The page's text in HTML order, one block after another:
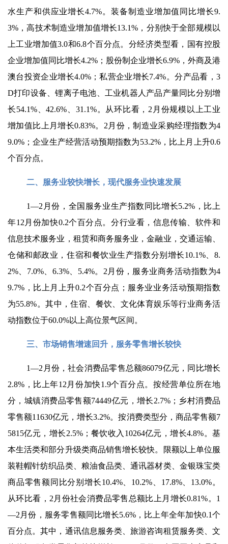
水生产和供应业增长4.7%。装备制造业增加值同比增长9.
3%，高技术制造业增加值增长13.1%，分别快于全部规模以
上工业增加值3.0和6.8个百分点。分经济类型看，国有控股
企业增加值同比增长4.2%；股份制企业增长6.9%，外商及港
澳台投资企业增长4.0%；私营企业增长7.4%。分产品看，3
D打印设备、锂离子电池、工业机器人产品产量同比分别增
长54.1%、42.6%、31.1%。从环比看，2月份规模以上工业
增加值比上月增长0.83%。2月份，制造业采购经理指数为4
9.0%；企业生产经营活动预期指数为53.2%，比上月上升0.6
个百分点。
二、服务业较快增长，现代服务业快速发展
1—2月份，全国服务业生产指数同比增长5.2%，比上
年12月份加快0.2个百分点。分行业看，信息传输、软件和
信息技术服务业，租赁和商务服务业，金融业，交通运输、
仓储和邮政业，住宿和餐饮业生产指数分别增长10.1%、8.
2%、7.0%、6.3%、5.4%。2月份，服务业商务活动指数为4
9.7%，比上月上升0.2个百分点；服务业业务活动预期指数
为55.8%。其中，住宿、餐饮、文化体育娱乐等行业商务活
动指数位于60.0%以上高位景气区间。
三、市场销售增速回升，服务零售增长较快
1—2月份，社会消费品零售总额86079亿元，同比增长
2.8%，比上年12月份加快1.9个百分点。按经营单位所在地
分，城镇消费品零售额74449亿元，增长2.7%；乡村消费品
零售额11630亿元，增长3.2%。按消费类型分，商品零售额7
5815亿元，增长2.5%；餐饮收入10264亿元，增长4.8%。基
本生活类和部分升级类商品销售增长较快。限额以上单位服
装鞋帽针纺织品类、粮油食品类、通讯器材类、金银珠宝类
商品零售额同比分别增长10.4%、10.2%、17.8%、13.0%。
从环比看，2月份社会消费品零售总额比上月增长0.81%。1
—2月份，服务零售额同比增长5.6%，比上年全年加快0.1个
百分点。其中，通讯信息服务类、旅游咨询租赁服务类、文